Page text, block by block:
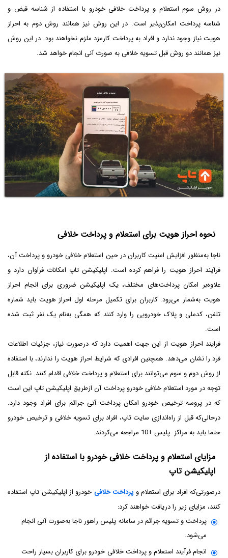
در روش سوم استعلام و پرداخت خلافی خودرو با استفاده از شناسه قبض و
شناسه پرداخت امکان‌پذیر است. در این روش نیز همانند روش دوم به احراز
هویت نیاز وجود ندارد و افراد به پرداخت کارمزد ملزم نخواهند بود. در این روش
نیز همانند دو روش قبل تسویه خلافی به صورت آنی انجام خواهد شد.
نحوه احراز هویت برای استعلام و پرداخت خلافی
ناجا به‌منظور افزایش امنیت کاربران در حین استعلام خلافی خودرو و پرداخت آن،
فرآیند احراز هویت را فراهم کرده است. اپلیکیشن تاپ امکانات فراوان دارد و
علاوه‌بر امکان پرداخت‌های مختلف، یک اپلیکیشن ضروری برای انجام احراز
هویت به‌شمار می‌رود. کاربران برای تکمیل مرحله اول احراز هویت باید شماره
تلفن، کدملی و پلاک خودرویی را وارد کنند که همگی به‌نام یک نفر ثبت شده
است.
فرایند احراز هویت از این جهت اهمیت دارد که درصورت نیاز، جزئیات اطلاعات
فرد را نشان می‌دهد. همچنین افرادی که شرایط احراز هویت را ندارند، با استفاده
از روش دوم و سوم می‌توانند برای استعلام و پرداخت خلافی اقدام کنند. نکته قابل
توجه در مورد استعلام خلافی خودرو پرداخت آن از‌طریق اپلیکیشن تاپ این است
که در پروسه ترخیص خودرو امکان پرداخت آنی جرائم برای افراد وجود دارد.
درحالی‌که قبل از راه‌اندازی سایت تاپ، افراد برای تسویه خلافی و ترخیص خودرو
حتما باید به مراکز پلیس +10 مراجعه می‌کردند.
مزایای استعلام و پرداخت خلافی خودرو با استفاده از
اپلیکیشن تاپ
درصورتی‌که افراد برای استعلام و پرداخت خلافی خودرو از اپلیکیشن تاپ استفاده
کنند، مزایای زیر را دریافت خواهند کرد:
پرداخت و تسویه جرائم در سامانه پلیس راهور ناجا به‌صورت آنی انجام
می‌شود.
انجام فرآیند استعلام و پرداخت خلافی خودرو برای کاربران بسیار راحت